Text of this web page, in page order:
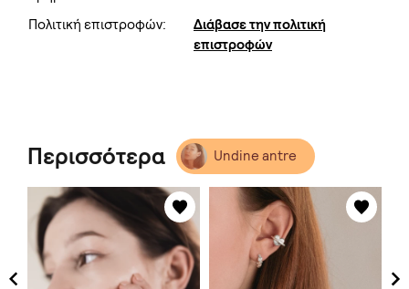
Πολιτική επιστροφών:
Διάβασε την πολιτική
επιστροφών
Περισσότερα Undine antre